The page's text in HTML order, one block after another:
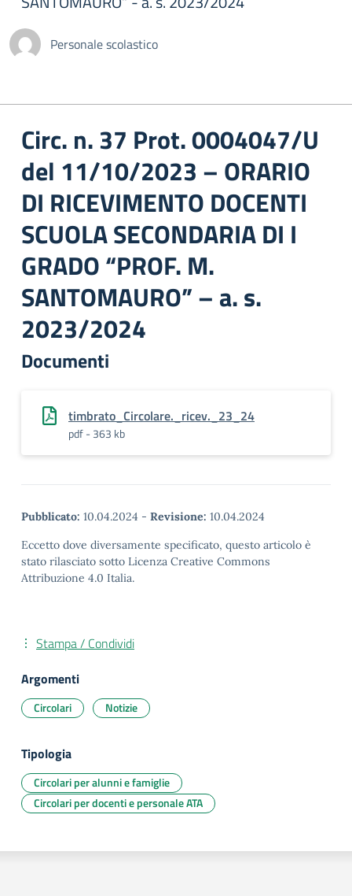
Personale scolastico
Circ. n. 37 Prot. 0004047/U
del 11/10/2023 – ORARIO
DI RICEVIMENTO DOCENTI
SCUOLA SECONDARIA DI I
GRADO “PROF. M.
SANTOMAURO” – a. s.
2023/2024
Documenti
timbrato_Circolare._ricev._23_24
pdf - 363 kb
Pubblicato: 10.04.2024 - Revisione: 10.04.2024
Eccetto dove diversamente specificato, questo articolo è
stato rilasciato sotto Licenza Creative Commons
Attribuzione 4.0 Italia.
Stampa / Condividi
Argomenti
Circolari Notizie
Tipologia
Circolari per alunni e famiglie
Circolari per docenti e personale ATA